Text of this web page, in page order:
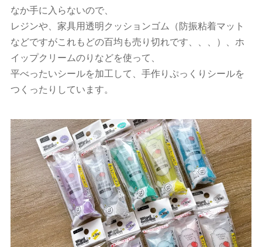
なか手に入らないので、
レジンや、家具用透明クッションゴム（防振粘着マット
などですがこれもどの百均も売り切れです、、、）、ホ
イップクリームのりなどを使って、
平べったいシールを加工して、手作りぷっくりシールを
つくったりしています。